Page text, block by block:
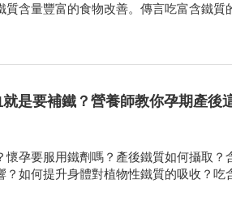
質含量豐富的食物改善。傳言吃富含鐵質
是要補鐵？營養師教你孕期產後
懷孕要服用鐵劑嗎？產後鐵質如何攝取
？如何提升身體對植物性鐵質的吸收？吃